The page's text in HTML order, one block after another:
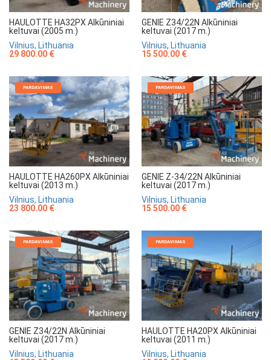
HAULOTTE HA32PX Alkūniniai
keltuvai (2005 m.)
Vilnius, Lithuania
29 800.00 €
GENIE Z34/22N Alkūniniai
keltuvai (2017 m.)
Vilnius, Lithuania
15 500.00 €
PARDAVIMAS
HAULOTTE HA260PX Alkūniniai
keltuvai (2013 m.)
Vilnius, Lithuania
23 800.00 €
PARDAVIMAS
GENIE Z-34/22N Alkūniniai
keltuvai (2017 m.)
Vilnius, Lithuania
15 500.00 €
PARDAVIMAS
GENIE Z34/22N Alkūniniai
keltuvai (2017 m.)
Vilnius, Lithuania
PARDAVIMAS
HAULOTTE HA20PX Alkūniniai
keltuvai (2011 m.)
Vilnius, Lithuania